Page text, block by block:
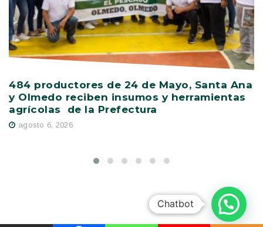
484 productores de 24 de Mayo, Santa Ana
y Olmedo reciben insumos y herramientas
agrícolas de la Prefectura
agosto 6, 2026
Chatbot